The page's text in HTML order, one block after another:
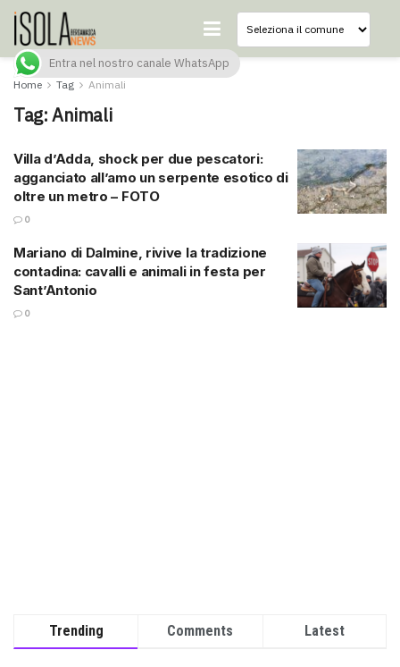
Home Tag Animali
Tag:Animali
Villa d’Adda, shock per due pescatori:
agganciato all’amo un serpente esotico di
oltre un metro – FOTO
0
Mariano di Dalmine, rivive la tradizione
contadina: cavalli e animali in festa per
Sant’Antonio
0
Trending Comments Latest
Entra nel nostro canale WhatsApp